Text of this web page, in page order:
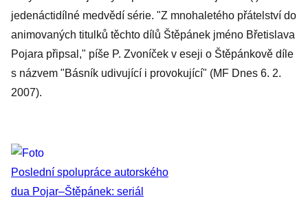
jedenáctidílné medvědí série. "Z mnohaletého přátelství do
animovaných titulků těchto dílů Štěpánek jméno Břetislava
Pojara připsal," píše P. Zvoníček v eseji o Štěpánkově díle
s názvem "Básník udivující i provokující" (MF Dnes 6. 2.
2007).
Poslední spolupráce autorského
dua Pojar–Štěpánek: seriál